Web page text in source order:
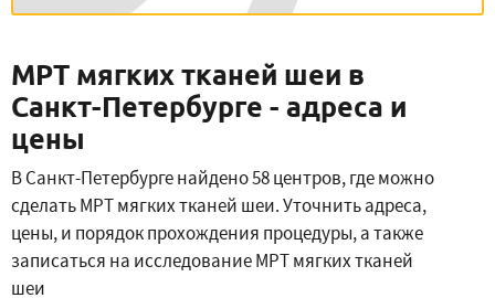
МРТ мягких тканей шеи в
Санкт-Петербурге - адреса и
цены
В Санкт-Петербурге найдено 58 центров, где можно
сделать МРТ мягких тканей шеи. Уточнить адреса,
цены, и порядок прохождения процедуры, а также
записаться на исследование МРТ мягких тканей
шеи